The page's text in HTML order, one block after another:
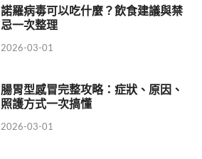
諾羅病毒可以吃什麼？飲食建議與禁
忌一次整理
2026-03-01
腸胃型感冒完整攻略：症狀、原因、
照護方式一次搞懂
2026-03-01